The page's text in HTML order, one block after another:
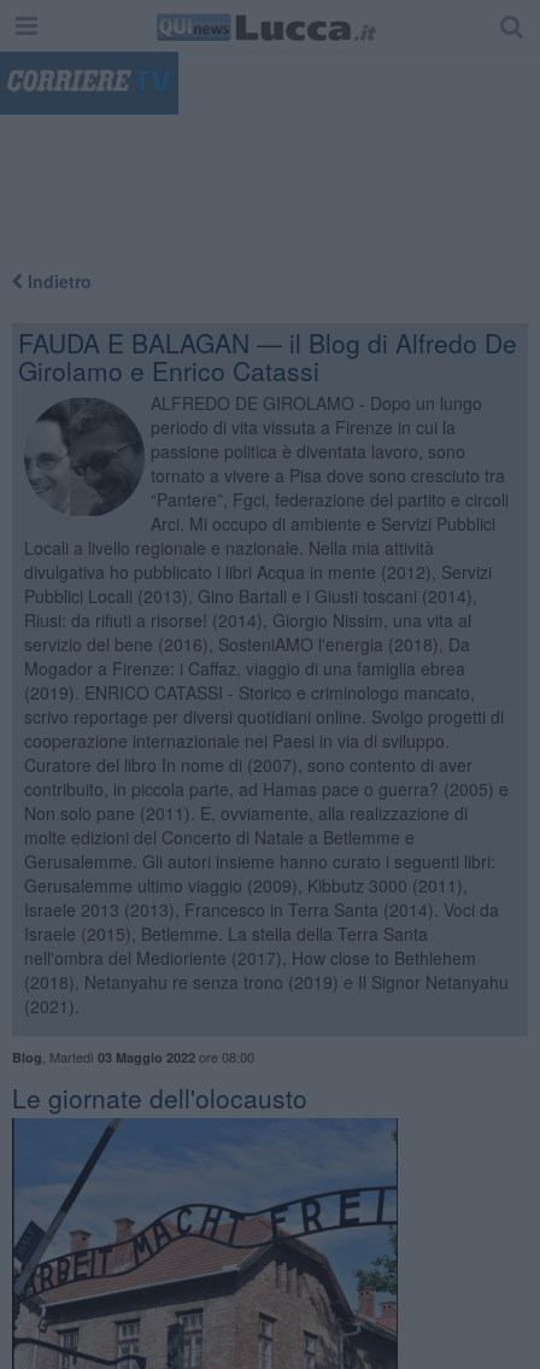
Indietro
FAUDA E BALAGAN — il Blog di Alfredo De
Girolamo e Enrico Catassi
ALFREDO DE GIROLAMO - Dopo un lungo
periodo di vita vissuta a Firenze in cui la
passione politica è diventata lavoro, sono
tornato a vivere a Pisa dove sono cresciuto tra
“Pantere”, Fgci, federazione del partito e circoli
Arci. Mi occupo di ambiente e Servizi Pubblici
Locali a livello regionale e nazionale. Nella mia attività
divulgativa ho pubblicato i libri Acqua in mente (2012), Servizi
Pubblici Locali (2013), Gino Bartali e i Giusti toscani (2014),
Riusi: da rifiuti a risorse! (2014), Giorgio Nissim, una vita al
servizio del bene (2016), SosteniAMO l'energia (2018), Da
Mogador a Firenze: i Caffaz, viaggio di una famiglia ebrea
(2019). ENRICO CATASSI - Storico e criminologo mancato,
scrivo reportage per diversi quotidiani online. Svolgo progetti di
cooperazione internazionale nei Paesi in via di sviluppo.
Curatore del libro In nome di (2007), sono contento di aver
contribuito, in piccola parte, ad Hamas pace o guerra? (2005) e
Non solo pane (2011). E, ovviamente, alla realizzazione di
molte edizioni del Concerto di Natale a Betlemme e
Gerusalemme. Gli autori insieme hanno curato i seguenti libri:
Gerusalemme ultimo viaggio (2009), Kibbutz 3000 (2011),
Israele 2013 (2013), Francesco in Terra Santa (2014). Voci da
Israele (2015), Betlemme. La stella della Terra Santa
nell'ombra del Medioriente (2017), How close to Bethlehem
(2018), Netanyahu re senza trono (2019) e Il Signor Netanyahu
(2021).
Blog Martedì 03 Maggio 2022ore 08:00
Le giornate dell'olocausto